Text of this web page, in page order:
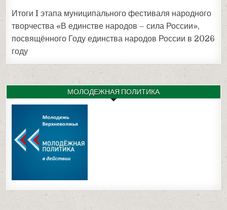
Итоги I этапа муниципального фестиваля народного
творчества «В единстве народов – сила России»,
посвящённого Году единства народов России в 2026
году
МОЛОДЕЖНАЯ ПОЛИТИКА